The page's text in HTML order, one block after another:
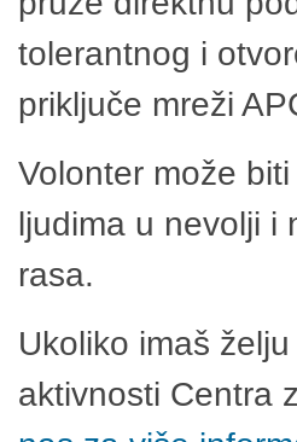
tolerantnog i
priključe mreži
Volonter može
ljudima u nevolji i
rasa.
Ukoliko imaš
aktivnosti Centra